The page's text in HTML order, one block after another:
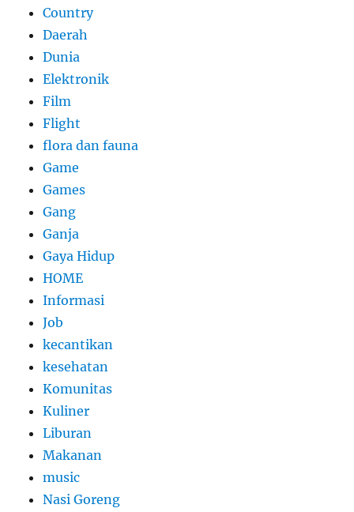
Country
Daerah
Dunia
Elektronik
Film
Flight
flora dan fauna
Game
Games
Gang
Ganja
Gaya Hidup
HOME
Informasi
Job
kecantikan
kesehatan
Komunitas
Kuliner
Liburan
Makanan
music
Nasi Goreng